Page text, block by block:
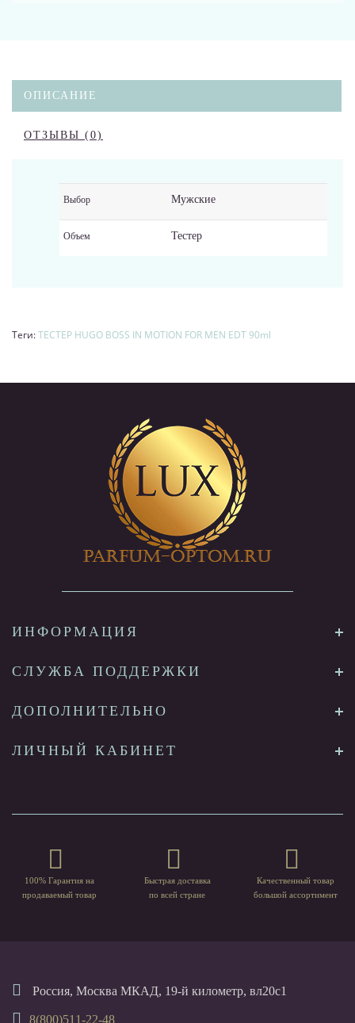
ОПИСАНИЕ
ОТЗЫВЫ (0)
Выбор Мужские
Объем Тестер
Теги:ТЕСТЕР HUGO BOSS IN MOTION FOR MEN EDT 90ml
ИНФОРМАЦИЯ
СЛУЖБА ПОДДЕРЖКИ
ДОПОЛНИТЕЛЬНО
ЛИЧНЫЙ КАБИНЕТ
100% Гарантия на
продаваемый товар
Быстрая доставка
по всей стране
Качественный товар
большой ассортимент
Россия, Москва МКАД, 19-й километр, вл20с1
8(800)511-22-48